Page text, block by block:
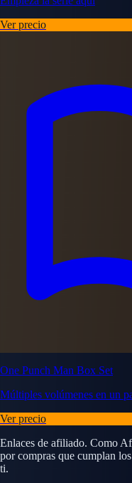
Ver precio
One Punch Man Box Set
Múltiples volúmenes en un
Ver precio
Enlaces de afiliado. Como
por compras que cumplan
ti.